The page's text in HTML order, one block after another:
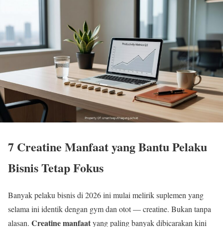
7 Creatine Manfaat yang Bantu Pelaku
Bisnis Tetap Fokus
Banyak pelaku bisnis di 2026 ini mulai melirik suplemen yang
selama ini identik dengan gym dan otot — creatine. Bukan tanpa
alasan. Creatine manfaatyang paling banyak dibicarakan kini